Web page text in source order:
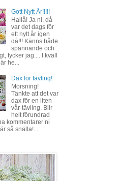
Gott Nytt År!!!!!
Hallå! Ja ni, då
var det dags för
ett nytt år igen
då!!! Känns både
spännande och
tycker jag.... I kväll
he...
Dax för tävling!
Morsning!
Tänkte att det var
dax för en liten
vår-tävling. Blir
helt förundrad
kommentarer ni
så snälla!...